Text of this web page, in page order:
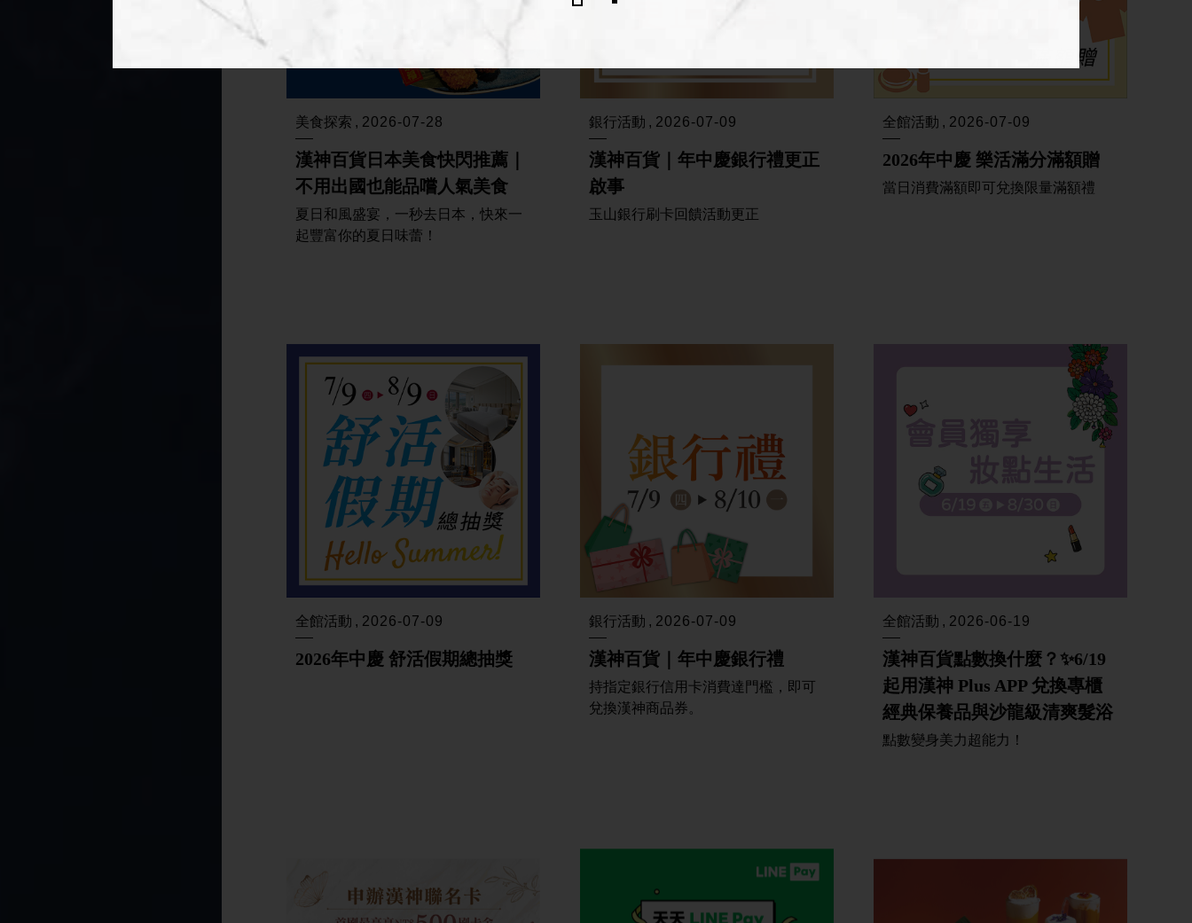
美食探索 2026-07-28
漢神百貨日本美食快閃推薦｜
不用出國也能品嚐人氣美食
夏日和風盛宴，一秒去日本，快來一
起豐富你的夏日味蕾！
銀行活動 2026-07-09
漢神百貨｜年中慶銀行禮更正
啟事
玉山銀行刷卡回饋活動更正
全館活動 2026-07-09
2026年中慶 樂活滿分滿額贈
當日消費滿額即可兌換限量滿額禮
全館活動 2026-07-09
2026年中慶 舒活假期總抽獎
銀行活動 2026-07-09
漢神百貨｜年中慶銀行禮
持指定銀行信用卡消費達門檻，即可
兌換漢神商品券。
全館活動 2026-06-19
漢神百貨點數換什麼？✨6/19
起用漢神 Plus APP 兌換專櫃
經典保養品與沙龍級清爽髮浴
點數變身美力超能力！